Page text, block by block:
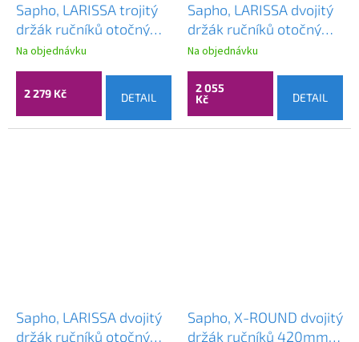
Sapho, LARISSA trojitý
držák ručníků otočný
350mm, černá/měď
mat, WS022BC
Na objednávku
2 279 Kč DETAIL
Sapho, LARISSA dvojitý
držák ručníků otočný
350mm, černá/zlato
mat, WS021BG
Na objednávku
2 055
Kč
DETAIL
Sapho, LARISSA dvojitý
držák ručníků otočný
Sapho, X-ROUND dvojitý
držák ručníků 420mm,